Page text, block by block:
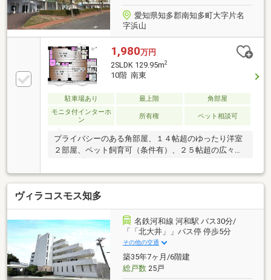
愛知県知多郡南知多町大字片名
字浜山
1,980万円
2SLDK 129.95m2
10階 南東
駐車場あり 最上階
角部屋
モニタ付インターホ
ン
所有権 ペット相談可
プライバシーのある角部屋、１４帖超のゆったり洋室
２部屋、ペット飼育可（条件有）、２５帖超の広々リ
トロック、室内は非常にきれいに使用されているた
め、美室！！。令和6年６月天井埋め込みエアコン新
規取付（３台）、キッチン・洗面・トイレ（１ヵ所）
床石貼。平成16年に約１９００万のリノベーション工
事！！
ヴィラコスモス知多
名鉄河和線 河和駅 バス30分/
「「北大井」」バス停 停歩5分
その他の交通
築35年7ヶ月/6階建
総戸数25戸